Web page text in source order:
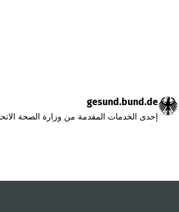
gesund.bund.de
إحدى الخدمات المقدمة من وزارة الصحة